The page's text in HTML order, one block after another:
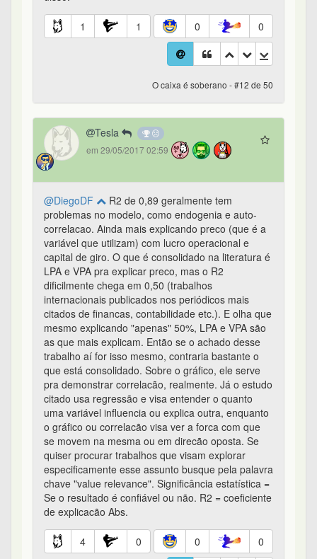
1 1 0 0
O caixa é soberano - #12 de 50
Tesla
em 29/05/2017 02:59
@DiegoDF
R2 de 0,89 geralmente tem
problemas no modelo, como endogenia e auto-
correlacao. Ainda mais explicando preco (que é a
variável que utilizam) com lucro operacional e
capital de giro. O que é consolidado na literatura é
LPA e VPA pra explicar preco, mas o R2
dificilmente chega em 0,50 (trabalhos
internacionais publicados nos periódicos mais
citados de financas, contabilidade etc.). E olha que
mesmo explicando "apenas" 50%, LPA e VPA são
as que mais explicam. Então se o achado desse
trabalho aí for isso mesmo, contraria bastante o
que está consolidado. Sobre o gráfico, ele serve
pra demonstrar correlacão, realmente. Já o estudo
citado usa regressão e visa entender o quanto
uma variável influencia ou explica outra, enquanto
o gráfico ou correlacão visa ver a forca com que
se movem na mesma ou em direcão oposta. Se
quiser procurar trabalhos que visam explorar
especificamente esse assunto busque pela palavra
chave "value relevance". Significância estatística =
Se o resultado é confiável ou não. R2 = coeficiente
de explicacão Abs.
4 0 0 0